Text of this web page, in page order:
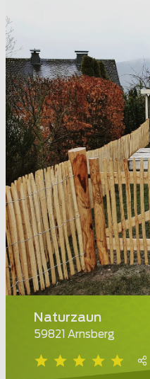
Naturzaun
59821 Arnsberg